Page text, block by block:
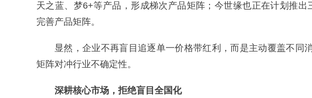
天之蓝、梦6+等产品，形成梯次产品矩阵；今世缘也正在计划推出
完善产品矩阵。
显然，企业不再盲目追逐单一价格带红利，而是主动覆盖不同
矩阵对冲行业不确定性。
深耕核心市场，拒绝盲目全国化